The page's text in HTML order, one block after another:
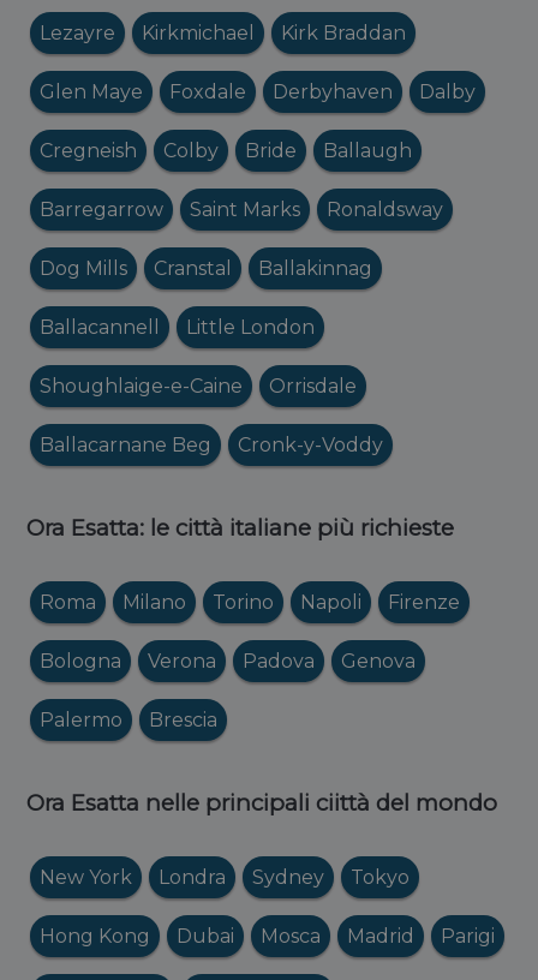
Lezayre Kirkmichael Kirk Braddan
Glen Maye Foxdale Derbyhaven Dalby
Cregneish Colby Bride Ballaugh
Barregarrow Saint Marks Ronaldsway
Dog Mills Cranstal Ballakinnag
Ballacannell Little London
Shoughlaige-e-Caine Orrisdale
Ballacarnane Beg Cronk-y-Voddy
Ora Esatta: le città italiane più richieste
Roma Milano Torino Napoli Firenze
Bologna Verona Padova Genova
Palermo Brescia
Ora Esatta nelle principali ciittà del mondo
New York Londra Sydney Tokyo
Hong Kong Dubai Mosca Madrid Parigi